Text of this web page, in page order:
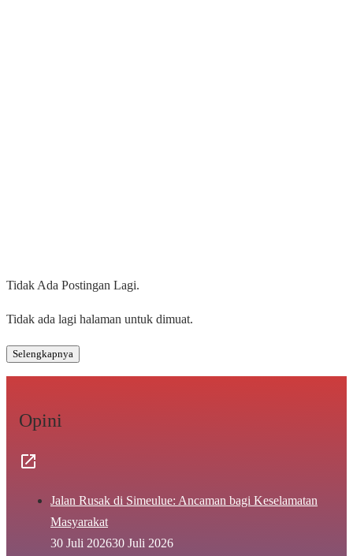
Tidak Ada Postingan Lagi.
Tidak ada lagi halaman untuk dimuat.
Selengkapnya
Opini
Jalan Rusak di Simeulue: Ancaman bagi Keselamatan
Masyarakat
30 Juli 202630 Juli 2026